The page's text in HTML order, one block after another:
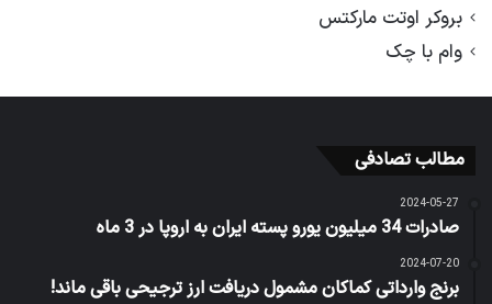
بروکر اوتت مارکتس
وام با چک
مطالب تصادفی
2024-05-27
صادرات 34 میلیون یورو پسته ایران به اروپا در 3 ماه
2024-07-20
برنج وارداتی کماکان مشمول دریافت ارز ترجیحی باقی ماند!